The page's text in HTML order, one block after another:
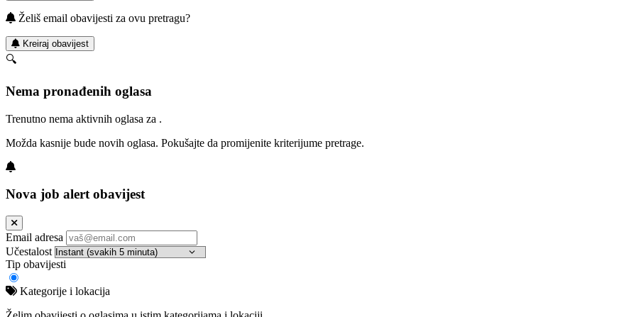
Želiš email obavijesti za ovu pretragu?
Kreiraj obavijest
🔍
Nema pronađenih oglasa
Trenutno nema aktivnih oglasa za .
Možda kasnije bude novih oglasa. Pokušajte da promijenite kriterijume pretrage.
Nova job alert obavijest
Email adresa
Učestalost
Tip obavijesti
Kategorije i lokacija